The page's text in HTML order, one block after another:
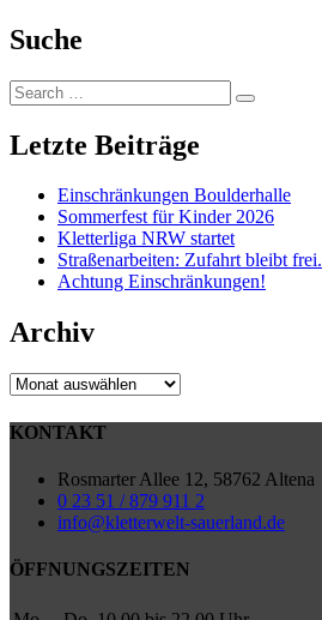
Suche
Search
for:
Search
Letzte Beiträge
Einschränkungen Boulderhalle
Sommerfest für Kinder 2026
Kletterliga NRW startet
Straßenarbeiten: Zufahrt bleibt frei.
Achtung Einschränkungen!
Archiv
Archiv
KONTAKT
Rosmarter Allee 12, 58762 Altena
0 23 51 / 879 911 2
info@kletterwelt-sauerland.de
ÖFFNUNGSZEITEN